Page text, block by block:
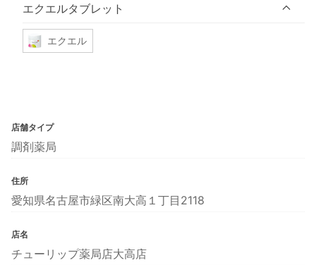
エクエルタブレット
エクエル
店舗タイプ
調剤薬局
住所
愛知県名古屋市緑区南大高１丁目2118
店名
チューリップ薬局店大高店